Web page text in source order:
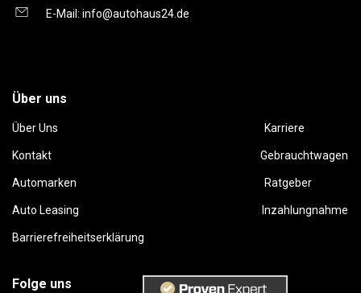
E-Mail: info@autohaus24.de
Über uns
Über Uns Karriere
Kontakt Gebrauchtwagen
Automarken Ratgeber
Auto Leasing Inzahlungnahme
Barrierefreiheitserklärung
Folge uns